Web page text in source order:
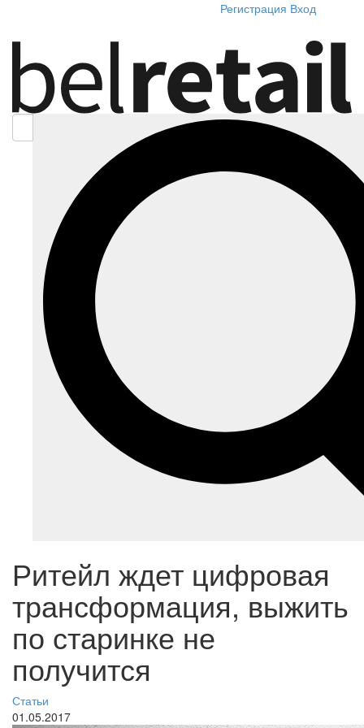
Регистрация Вход
Ритейл ждет цифровая
трансформация, выжить
по старинке не
получится
Статьи
01.05.2017